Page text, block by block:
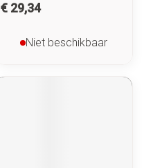
€ 29,34
Niet beschikbaar